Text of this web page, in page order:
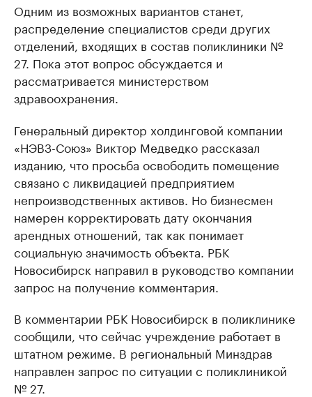
Одним из возможных вариантов станет,
распределение специалистов среди других
отделений, входящих в состав поликлиники №
27. Пока этот вопрос обсуждается и
рассматривается министерством
здравоохранения.
Генеральный директор холдинговой компании
«НЭВЗ-Союз» Виктор Медведко рассказал
изданию, что просьба освободить помещение
связано с ликвидацией предприятием
непроизводственных активов. Но бизнесмен
намерен корректировать дату окончания
арендных отношений, так как понимает
социальную значимость объекта. РБК
Новосибирск направил в руководство компании
запрос на получение комментария.
В комментарии РБК Новосибирск в поликлинике
сообщили, что сейчас учреждение работает в
штатном режиме. В региональный Минздрав
направлен запрос по ситуации с поликлиникой
№ 27.